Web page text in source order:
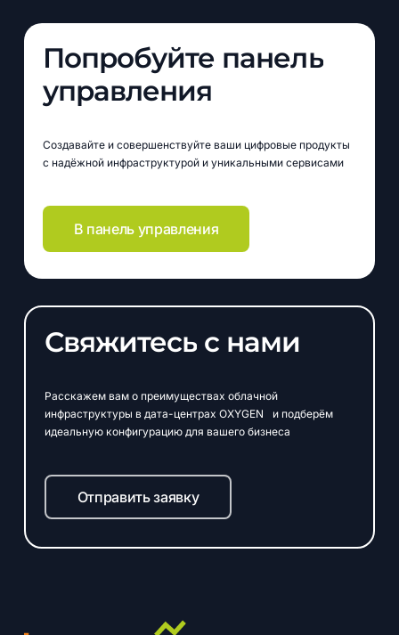
Попробуйте панель
управления
Создавайте и совершенствуйте ваши цифровые продукты
с надёжной инфраструктурой и уникальными сервисами
В панель управления
Свяжитесь с нами
Расскажем вам о преимуществах облачной
инфраструктуры в дата-центрах OXYGEN и подберём
идеальную конфигурацию для вашего бизнеса
Отправить заявку